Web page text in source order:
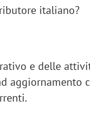
italiano?
e delle
aggiornamento